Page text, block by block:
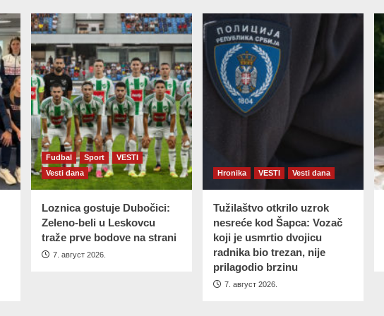
Fudbal Sport
VESTI
Vesti dana
Loznica gostuje Dubočici:
Zeleno-beli u Leskovcu
traže prve bodove na strani
7. август 2026.
Hronika VESTI Vesti dana
Tužilaštvo otkrilo uzrok
nesreće kod Šapca: Vozač
koji je usmrtio dvojicu
radnika bio trezan, nije
prilagodio brzinu
7. август 2026.